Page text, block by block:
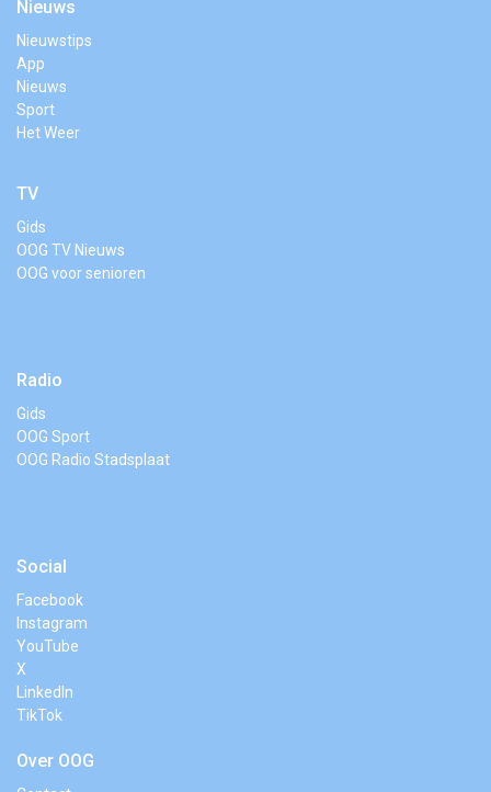
Nieuws
Nieuwstips
App
Nieuws
Sport
Het Weer
TV
Gids
OOG TV Nieuws
OOG voor senioren
Radio
Gids
OOG Sport
OOG Radio Stadsplaat
Social
Facebook
Instagram
YouTube
X
LinkedIn
TikTok
Over OOG